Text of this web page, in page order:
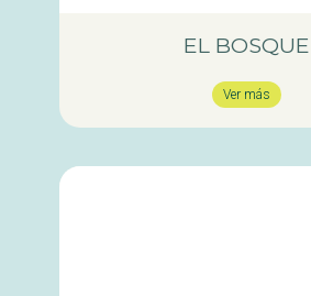
EL BOSQUE
Ver más